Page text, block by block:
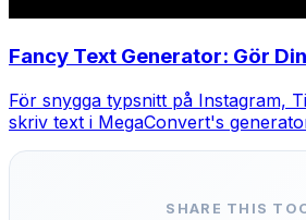
Fancy Text Generator: Gör
För snygga typsnitt på Instagram,
skriv text i MegaConvert's
SHARE THIS